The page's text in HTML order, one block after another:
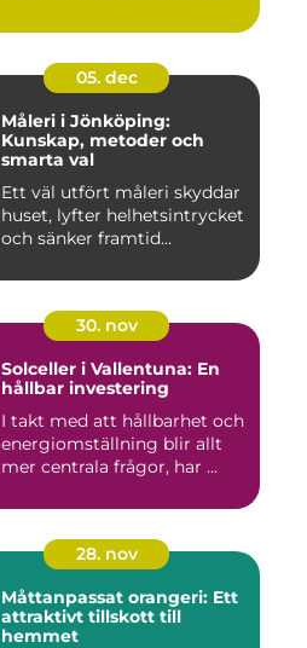
05. dec
Måleri i Jönköping:
Kunskap, metoder och
smarta val
Ett väl utfört måleri skyddar
huset, lyfter helhetsintrycket
och sänker framtid...
30. nov
Solceller i Vallentuna: En
hållbar investering
I takt med att hållbarhet och
energiomställning blir allt
mer centrala frågor, har ...
28. nov
Måttanpassat orangeri: Ett
attraktivt tillskott till
hemmet